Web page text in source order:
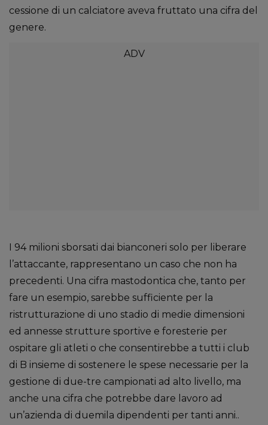
cessione di un calciatore aveva fruttato una cifra del
genere.
I 94 milioni sborsati dai bianconeri solo per liberare
l’attaccante, rappresentano un caso che non ha
precedenti. Una cifra mastodontica che, tanto per
fare un esempio, sarebbe sufficiente per la
ristrutturazione di uno stadio di medie dimensioni
ed annesse strutture sportive e foresterie per
ospitare gli atleti o che consentirebbe a tutti i club
di B insieme di sostenere le spese necessarie per la
gestione di due-tre campionati ad alto livello, ma
anche una cifra che potrebbe dare lavoro ad
un’azienda di duemila dipendenti per tanti anni..